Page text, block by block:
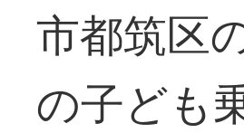
市都筑区
の子ども